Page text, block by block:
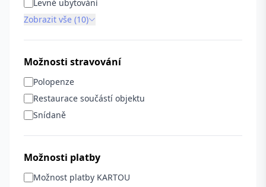
Levné ubytování
Zobrazit vše (10)
Možnosti stravování
Polopenze
Restaurace součástí objektu
Snídaně
Možnosti platby
Možnost platby KARTOU